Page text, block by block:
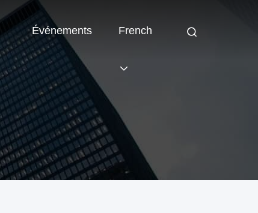
Événements French